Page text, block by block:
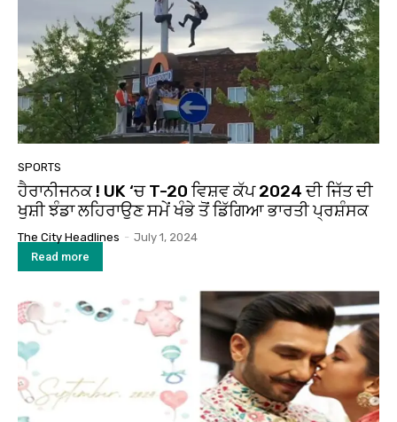
SPORTS
ਹੈਰਾਨੀਜਨਕ ! UK ‘ਚ T-20 ਵਿਸ਼ਵ ਕੱਪ 2024 ਦੀ ਜਿੱਤ ਦੀ
ਖੁਸ਼ੀ ਝੰਡਾ ਲਹਿਰਾਉਣ ਸਮੇਂ ਖੰਭੇ ਤੋਂ ਡਿੱਗਿਆ ਭਾਰਤੀ ਪ੍ਰਸ਼ੰਸਕ
The City Headlines - July 1, 2024
Read more